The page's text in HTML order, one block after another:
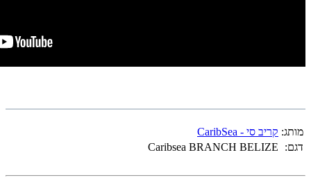
מותג: קריב סי - CaribSea
דגם:
Caribsea BRANCH BELIZE